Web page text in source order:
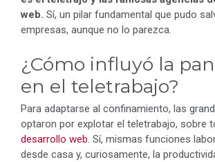
web. Sí, un pilar fundamental que pudo
empresas, aunque no lo parezca.
¿Cómo influyó la
en el teletrabajo?
Para adaptarse al confinamiento, las
optaron por explotar el teletrabajo, sobre
desarrollo web. Sí, mismas funciones
desde casa y, curiosamente, la